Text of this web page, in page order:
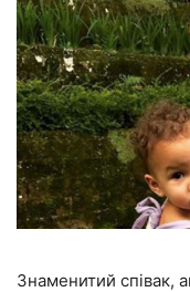
Знаменитий співак,